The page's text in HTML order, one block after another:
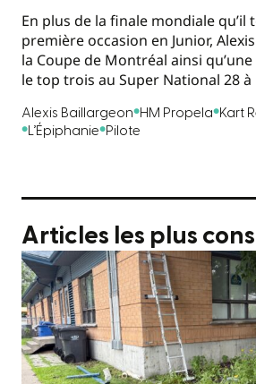
En plus de la finale mondiale
première occasion en Junior,
la Coupe de Montréal ainsi
le top trois au Super National 28 à
Alexis Baillargeon HM Propela Kart
L’Épiphanie
Pilote
Articles les plus